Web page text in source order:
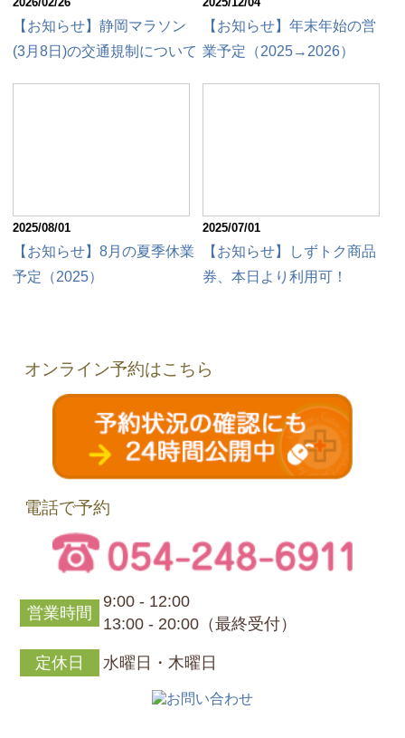
【お知らせ】静岡マラソン
(3月8日)の交通規制について
【お知らせ】年末年始の営
業予定（2025→2026）
2025/08/01
【お知らせ】8月の夏季休業
予定（2025）
2025/07/01
【お知らせ】しずトク商品
券、本日より利用可！
オンライン予約はこちら
電話で予約
営業時間
9:00 - 12:00
13:00 - 20:00（最終受付）
定休日 水曜日・木曜日